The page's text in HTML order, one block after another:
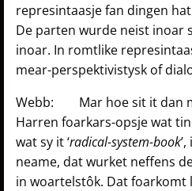
represintaasje fan dingen
De parten wurde neist inoar
inoar. In romtlike
mear-perspektivistysk of
Webb: Mar hoe sit it dan
Harren foarkars-opsje wat
wat sy it ‘radical-system-book
neame, dat wurket neffens
in woartelstôk. Dat